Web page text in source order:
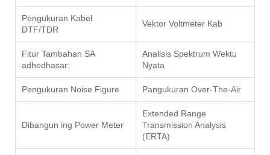
Pengukuran Kabel
DTF/TDR
Vektor Voltmeter Kab
Fitur Tambahan SA
adhedhasar:
Analisis Spektrum Wektu
Nyata
Pengukuran Noise Figure Pangukuran Over-The-Air
Dibangun ing Power Meter
Extended Range
Transmission Analysis
(ERTA)